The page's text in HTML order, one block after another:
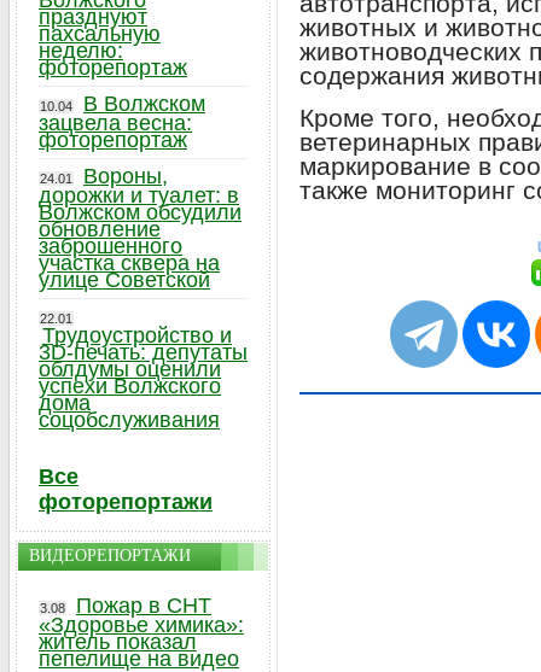
животных и
животноводческих
содержания
Кроме того,
ветеринарных
маркирование в
также мониторинг
празднуют
пахсальную
неделю:
фоторепортаж
10.04
В Волжском
зацвела весна:
фоторепортаж
24.01
Вороны,
дорожки и туалет: в
Волжском обсудили
обновление
заброшенного
участка сквера на
улице Советской
22.01
Трудоустройство и
3D-печать: депутаты
облдумы оценили
успехи Волжского
дома
соцобслуживания
Все
фоторепортажи
ВИДЕОРЕПОРТАЖИ
3.08
Пожар в СНТ
«Здоровье химика»:
житель показал
пепелище на видео